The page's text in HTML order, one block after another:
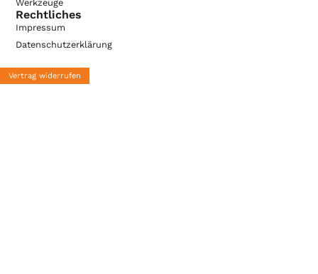
Werkzeuge
Rechtliches
Impressum
Datenschutzerklärung
Vertrag widerrufen